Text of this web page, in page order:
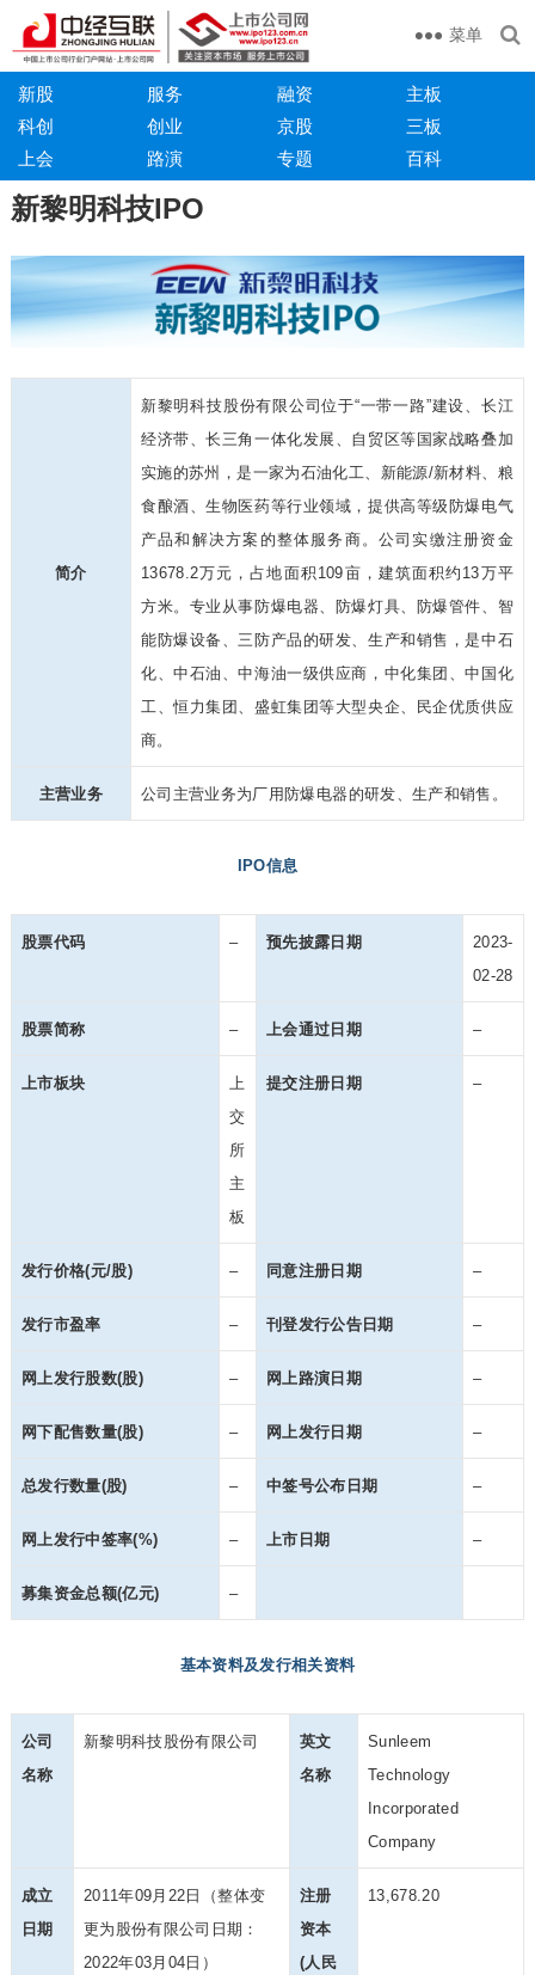
菜单
新股 服务 融资
主板
科创
创业 京股
三板
上会
路演 专题 百科
新黎明科技IPO
简介
新黎明科技股份有限公司位于“一带一路”建设、长江
经济带、长三角一体化发展、自贸区等国家战略叠加
实施的苏州，是一家为石油化工、新能源/新材料、粮
食酿酒、生物医药等行业领域，提供高等级防爆电气
产品和解决方案的整体服务商。公司实缴注册资金
13678.2万元，占地面积109亩，建筑面积约13万平
方米。专业从事防爆电器、防爆灯具、防爆管件、智
能防爆设备、三防产品的研发、生产和销售，是中石
化、中石油、中海油一级供应商，中化集团、中国化
工、恒力集团、盛虹集团等大型央企、民企优质供应
商。
主营业务 公司主营业务为厂用防爆电器的研发、生产和销售。
IPO信息
股票代码 – 预先披露日期
2023-
02-28
股票简称 – 上会通过日期 –
上市板块
上
交
所
主
板
提交注册日期 –
发行价格(元/股) – 同意注册日期 –
发行市盈率 – 刊登发行公告日期 –
网上发行股数(股) – 网上路演日期 –
网下配售数量(股) – 网上发行日期 –
总发行数量(股) – 中签号公布日期 –
网上发行中签率(%) – 上市日期 –
募集资金总额(亿元) –
基本资料及发行相关资料
公司
名称
新黎明科技股份有限公司
英文
名称
Sunleem
Technology
Incorporated
Company
成立
日期
2011年09月22日（整体变
更为股份有限公司日期：
2022年03月04日）
注册
资本
(人民
13,678.20